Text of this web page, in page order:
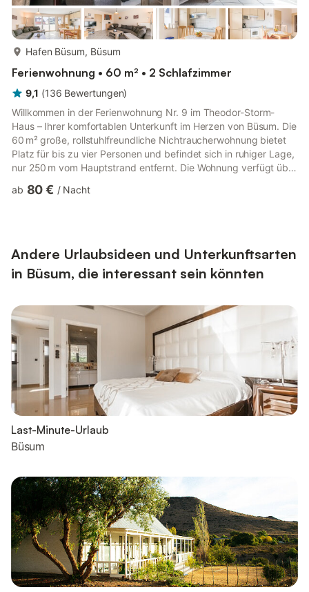
Hafen Büsum, Büsum
Ferienwohnung • 60 m² • 2 Schlafzimmer
9,1 (136 Bewertungen)
Willkommen in der Ferienwohnung Nr. 9 im Theodor-Storm-
Haus – Ihrer komfortablen Unterkunft im Herzen von Büsum. Die
60 m² große, rollstuhlfreundliche Nichtraucherwohnung bietet
Platz für bis zu vier Personen und befindet sich in ruhiger Lage,
nur 250 m vom Hauptstrand entfernt. Die Wohnung verfügt über
TV, das andere mit einem Doppelbett. Das behaglich
Badezimmer is...
ab 80 € / Nacht
Andere Urlaubsideen und Unterkunftsarten
in Büsum, die interessant sein könnten
Last-Minute-Urlaub
Büsum